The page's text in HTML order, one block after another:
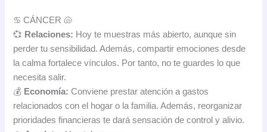
♋ CÁNCER 🐚
💞 Relaciones: Hoy te muestras más abierto, aunque sin
perder tu sensibilidad. Además, compartir emociones desde
la calma fortalece vínculos. Por tanto, no te guardes lo que
necesita salir.
💰 Economía: Conviene prestar atención a gastos
relacionados con el hogar o la familia. Además, reorganizar
prioridades financieras te dará sensación de control y alivio.